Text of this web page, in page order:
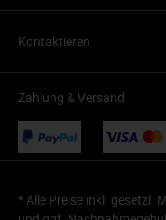
Kontaktieren
Zahlung & Versand
* Alle Preise inkl. gesetzl.